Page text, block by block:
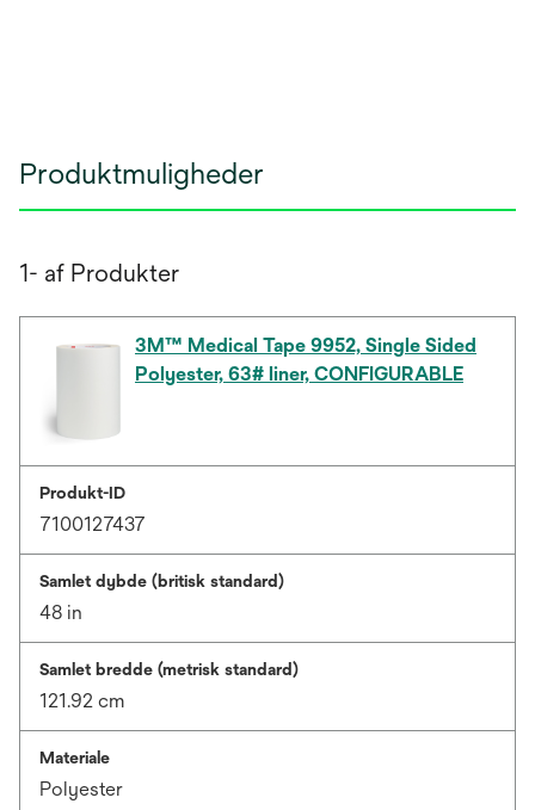
Produktmuligheder
1- af Produkter
3M™ Medical Tape 9952, Single Sided
Polyester, 63# liner, CONFIGURABLE
Produkt-ID
7100127437
Samlet dybde (britisk standard)
48 in
Samlet bredde (metrisk standard)
121.92 cm
Materiale
Polyester